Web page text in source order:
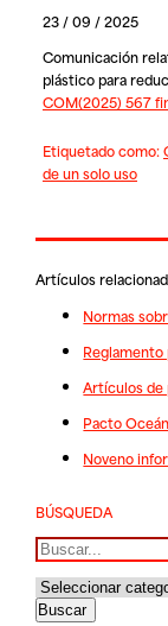
23 / 09 / 2025
Comunicación
plástico para
COM(2025) 567
Etiquetado como:
de un solo uso
Artículos
Normas
Artículos de
Pacto
Noveno
BÚSQUEDA
Buscar